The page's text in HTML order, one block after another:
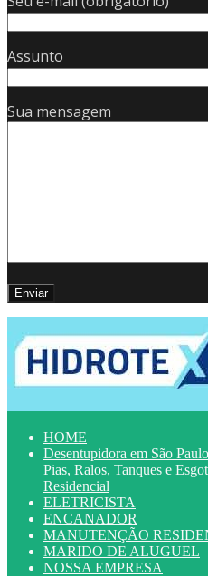
Assunto
Sua mensagem
HOME
Desentupidora em São
Pias, Ralos, Tanques e
Residencial
ELETRICISTA
ENCANADOR
MANUTENÇÃO
MARIDO DE ALUGUEL
NOSSA EMPRESA